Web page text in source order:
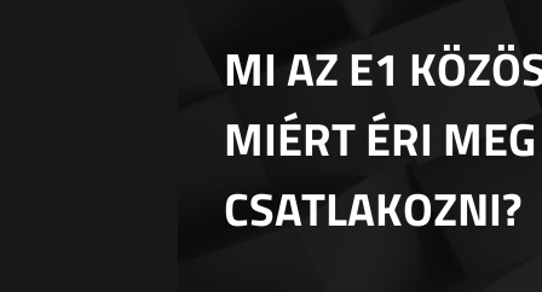
MI AZ E1
MIÉRT ÉRI MEG
CSATLAKOZNI?